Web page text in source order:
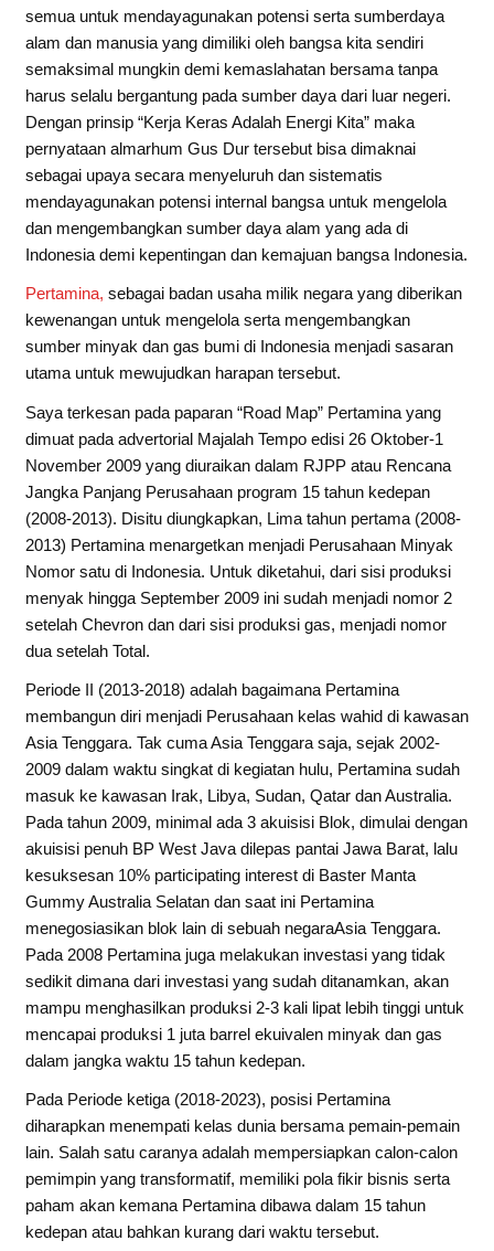
semua untuk mendayagunakan potensi serta sumberdaya
alam dan manusia yang dimiliki oleh bangsa kita sendiri
semaksimal mungkin demi kemaslahatan bersama tanpa
harus selalu bergantung pada sumber daya dari luar negeri.
Dengan prinsip “Kerja Keras Adalah Energi Kita” maka
pernyataan almarhum Gus Dur tersebut bisa dimaknai
sebagai upaya secara menyeluruh dan sistematis
mendayagunakan potensi internal bangsa untuk mengelola
dan mengembangkan sumber daya alam yang ada di
Indonesia demi kepentingan dan kemajuan bangsa Indonesia.
Pertamina, sebagai badan usaha milik negara yang diberikan
kewenangan untuk mengelola serta mengembangkan
sumber minyak dan gas bumi di Indonesia menjadi sasaran
utama untuk mewujudkan harapan tersebut.
Saya terkesan pada paparan “Road Map” Pertamina yang
dimuat pada advertorial Majalah Tempo edisi 26 Oktober-1
November 2009 yang diuraikan dalam RJPP atau Rencana
Jangka Panjang Perusahaan program 15 tahun kedepan
(2008-2013). Disitu diungkapkan, Lima tahun pertama (2008-
2013) Pertamina menargetkan menjadi Perusahaan Minyak
Nomor satu di Indonesia. Untuk diketahui, dari sisi produksi
menyak hingga September 2009 ini sudah menjadi nomor 2
setelah Chevron dan dari sisi produksi gas, menjadi nomor
dua setelah Total.
Periode II (2013-2018) adalah bagaimana Pertamina
membangun diri menjadi Perusahaan kelas wahid di kawasan
Asia Tenggara. Tak cuma Asia Tenggara saja, sejak 2002-
2009 dalam waktu singkat di kegiatan hulu, Pertamina sudah
masuk ke kawasan Irak, Libya, Sudan, Qatar dan Australia.
Pada tahun 2009, minimal ada 3 akuisisi Blok, dimulai dengan
akuisisi penuh BP West Java dilepas pantai Jawa Barat, lalu
kesuksesan 10% participating interest di Baster Manta
Gummy Australia Selatan dan saat ini Pertamina
menegosiasikan blok lain di sebuah negaraAsia Tenggara.
Pada 2008 Pertamina juga melakukan investasi yang tidak
sedikit dimana dari investasi yang sudah ditanamkan, akan
mampu menghasilkan produksi 2-3 kali lipat lebih tinggi untuk
mencapai produksi 1 juta barrel ekuivalen minyak dan gas
dalam jangka waktu 15 tahun kedepan.
Pada Periode ketiga (2018-2023), posisi Pertamina
diharapkan menempati kelas dunia bersama pemain-pemain
lain. Salah satu caranya adalah mempersiapkan calon-calon
pemimpin yang transformatif, memiliki pola fikir bisnis serta
paham akan kemana Pertamina dibawa dalam 15 tahun
kedepan atau bahkan kurang dari waktu tersebut.